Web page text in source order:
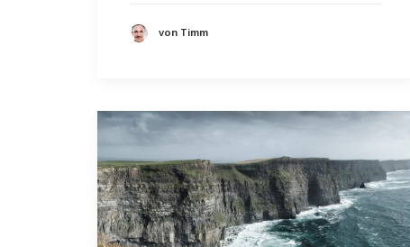
von Timm